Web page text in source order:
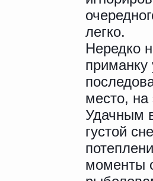
легко.
Нередко
приманку
место, на
Удачным
густой
моменты